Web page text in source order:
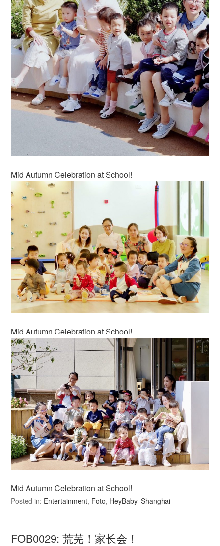
Mid Autumn Celebration at School!
Mid Autumn Celebration at School!
Mid Autumn Celebration at School!
Posted in: Entertainment, Foto, HeyBaby,Shanghai
FOB0029: 荒芜！家长会！